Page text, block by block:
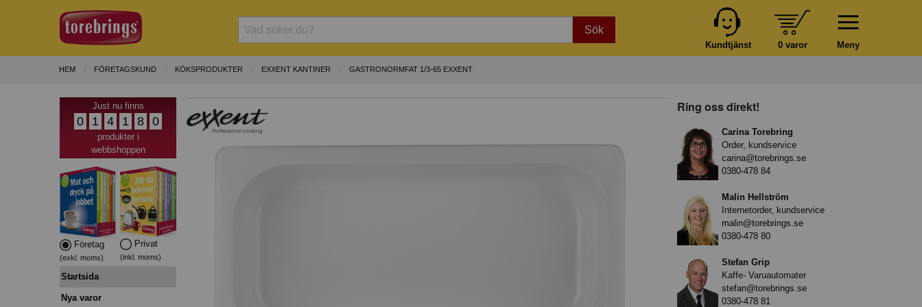
Sök
Meny
0 varor
Kundtjänst
HEM FÖRETAGSKUND KÖKSPRODUKTER EXXENT KANTINER GASTRONORMFAT 1/3-65 EXXENT
Just nu finns
0 1 4 1 8 0
produkter i
webbshoppen
Företag
(exkl. moms)
Privat
(inkl. moms)
Startsida
Nya varor
Ring oss direkt!
Carina Torebring
Order, kundservice
carina@torebrings.se
0380-478 84
Malin Hellström
Internetorder, kundservice
malin@torebrings.se
0380-478 80
Stefan Grip
Kaffe- Varuautomater
stefan@torebrings.se
0380-478 81